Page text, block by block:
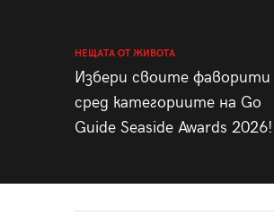
НЕЩАТА ОТ ЖИВОТА
Избери своите фаворити
сред категориите на Go
Guide Seaside Awards 2026!